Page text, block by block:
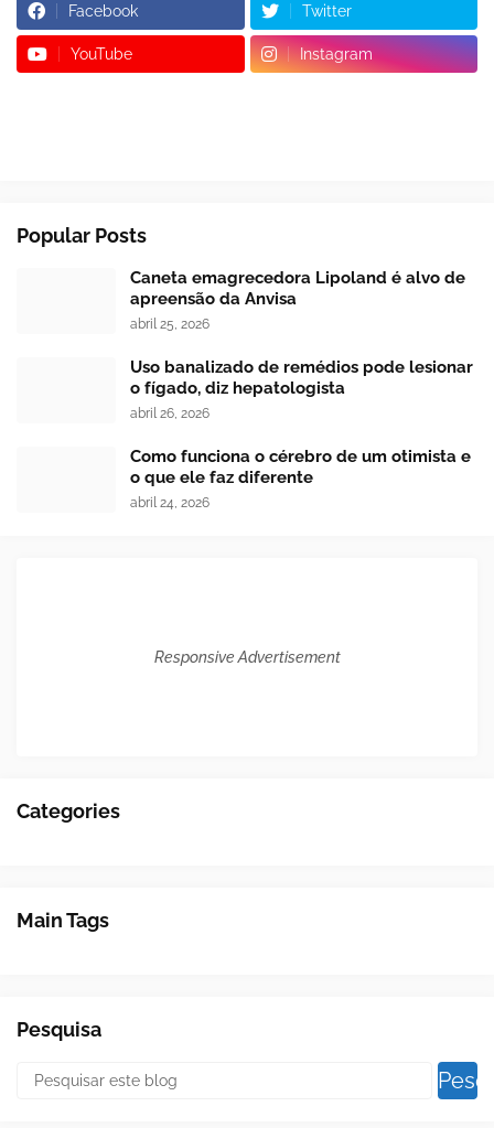
Facebook Twitter
YouTube Instagram
Popular Posts
Caneta emagrecedora Lipoland é alvo de
apreensão da Anvisa
abril 25, 2026
Uso banalizado de remédios pode lesionar
o fígado, diz hepatologista
abril 26, 2026
Como funciona o cérebro de um otimista e
o que ele faz diferente
abril 24, 2026
Responsive Advertisement
Categories
Main Tags
Pesquisa